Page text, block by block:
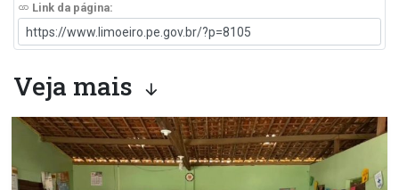
Link da página:
Veja mais